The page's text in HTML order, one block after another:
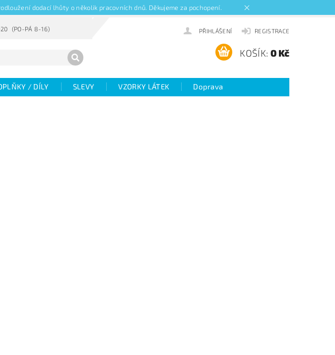
dodací lhůty o několik pracovních dnů. Děkujeme za pochopení.
PŘIHLÁŠENÍ REGISTRACE
KOŠÍK: 0 Kč
/ DÍLY SLEVY VZORKY LÁTEK Doprava